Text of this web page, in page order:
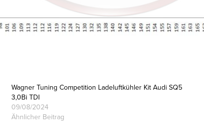
Wagner Tuning Competition Ladeluftkühler Kit Audi SQ5
3,0Bi TDI
09/08/2024
Ähnlicher Beitrag